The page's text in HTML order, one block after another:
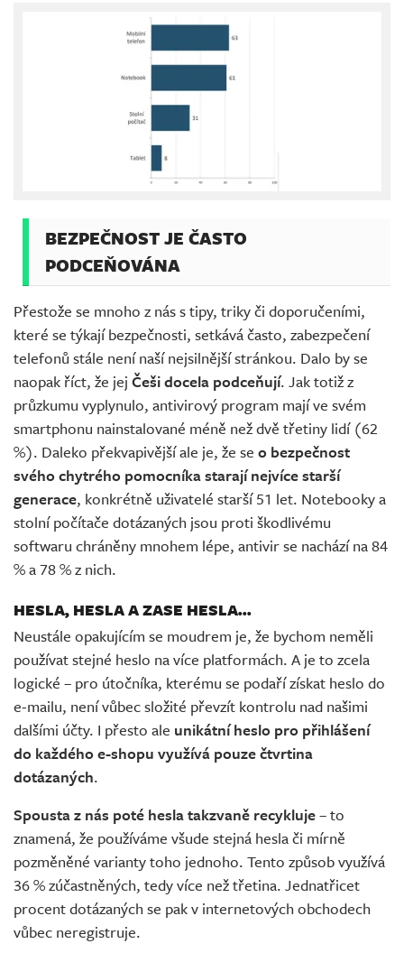
BEZPEČNOST JE ČASTO
PODCEŇOVÁNA
Přestože se mnoho z nás s tipy, triky či doporučeními,
které se týkají bezpečnosti, setkává často, zabezpečení
telefonů stále není naší nejsilnější stránkou. Dalo by se
naopak říct, že jej Češi docela podceňují. Jak totiž z
průzkumu vyplynulo, antivirový program mají ve svém
smartphonu nainstalované méně než dvě třetiny lidí (62
%). Daleko překvapivější ale je, že se o bezpečnost
svého chytrého pomocníka starají nejvíce starší
generace, konkrétně uživatelé starší 51 let. Notebooky a
stolní počítače dotázaných jsou proti škodlivému
softwaru chráněny mnohem lépe, antivir se nachází na 84
% a 78 % z nich.
HESLA, HESLA A ZASE HESLA...
Neustále opakujícím se moudrem je, že bychom neměli
používat stejné heslo na více platformách. A je to zcela
logické – pro útočníka, kterému se podaří získat heslo do
e-mailu, není vůbec složité převzít kontrolu nad našimi
dalšími účty. I přesto ale unikátní heslo pro přihlášení
do každého e-shopu využívá pouze čtvrtina
dotázaných.
Spousta z nás poté hesla takzvaně recykluje– to
znamená, že používáme všude stejná hesla či mírně
pozměněné varianty toho jednoho. Tento způsob využívá
36 % zúčastněných, tedy více než třetina. Jednatřicet
procent dotázaných se pak v internetových obchodech
vůbec neregistruje.